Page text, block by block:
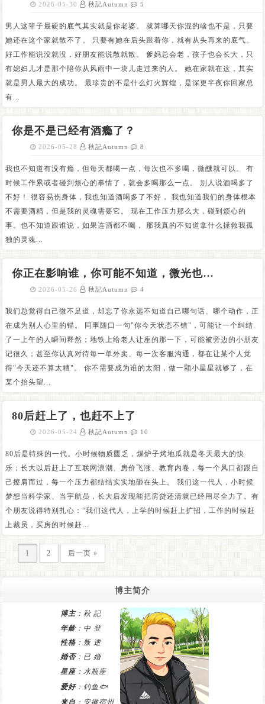
2026-05-30 秋記Autumn 5
男人这辈子最硬的底气其实就是你老婆。 就算哪天你混的啥也不是，只要
她还在这个家就散不了。 只要有她在后头跟着你，就有从头再来的底气。
好工作能说没就没，好朋友能说散就散。 爹妈总会老，孩子也会长大，只
有媳妇儿才是那个陪你从风雨中一块儿走过来的人。 她在家就在这，其实
就是男人最大的成功。 最珍贵的不是什么灯火辉煌，是深更半夜你回家总
有...
你是不是已经有酒瘾了？
2026-05-28 秋記Autumn 8
我也不知道有没有瘾，但每天都喝一点，每次也不多喝，微醺就可以。 有
时候工作累或者碰到烦心的事情了，就会多喝那么一点。 别人说酒喝多了
不好！ 很容易伤身体，我也知道酒喝多了不好， 我也知道我们的身体根本
不需要酒精，但是我的灵魂需要它。 现在工作压力那么大，碰到烦心的
事。也不知道跟谁说，如果连酒都不喝， 那我真的不知道拿什么拯救我孤
独的灵魂...
你正在影响谁，你可能不知道，微光也能照亮自己的路
2026-05-26 秋記Autumn 4
我们总觉得自己微不足道，却忘了你永远不知道自己哪句话、哪个动作，正
在成为别人心里的锚。 同事随口一句"你今天状态不错"，可能让一个纠结
了一上午的人瞬间释然；地铁上给老人让座的那一下，可能被旁边的小朋友
记很久；甚至你认真对待每一单外卖、每一次客服沟通，都在让某个人觉
得"今天还不算太糟"。 你不需要成为谁的太阳，做一颗小星星就够了，在
某个抬头望...
80后赶上了，也赶不上了
2026-05-24 秋記Autumn 10
80后是特殊的一代。小时候物质匮乏，煤炉子烤地瓜就是冬天最大的快
乐；长大以后赶上了互联网浪潮、房价飞涨、教育内卷，每一个风口都跟自
己擦肩而过，每一个压力都结结实实地砸在头上。 我们这一代人，小时候
梦想当科学家、当宇航员，长大后发现能把房贷还清就已经用尽全力了。有
个朋友说得特别扎心：“我们这代人，上学的时候赶上扩招，工作的时候赶
上裁员，买房的时候赶...
1 2 后一页 »
博主简介
博主：秋 記
年龄：中 登
性格 ：叛 逆
婚否：已 婚
星座：水瓶座
爱好：钓鱼🐟
来自 ：安徽宿州